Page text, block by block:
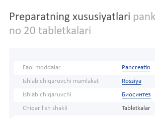
Preparatning xususiyatlari
no 20 tabletkalari
Faol moddalar Pancreatin
Ishlab chiqaruvchi mamlakat Rossiya
Ishlab chiqaruvchi Биосинтез
Chiqarilish shakli Tabletkalar